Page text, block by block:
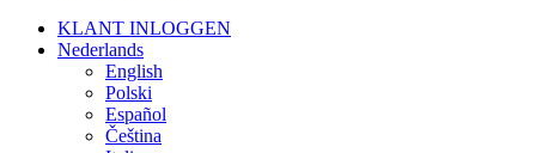
KLANT INLOGGEN
Nederlands
English
Polski
Español
Čeština